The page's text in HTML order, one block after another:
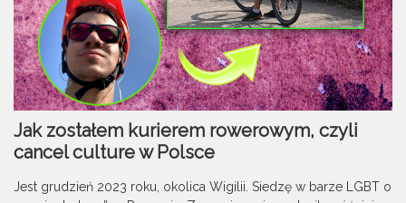
Jak zostałem kurierem rowerowym, czyli
cancel culture w Polsce
Jest grudzień 2023 roku, okolica Wigilii. Siedzę w barze LGBT o